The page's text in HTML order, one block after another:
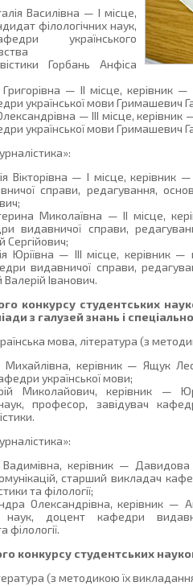
Василівна — І місце,
філологічних наук,
українського
Горбань Анфіса
— ІІ місце, керівник
української мови Гримашевич
— ІІІ місце,
української мови Гримашевич
Вікторівна — І місце, керівник
справи, редагування,
Миколаївна — ІІ місце,
видавничої справи,
Сергійович;
Юріївна — ІІІ місце, керівник
видавничої справи,
Іванович.
конкурсу студентських
з галузей знань і
мова, література (з
керівник — Ящук
української мови;
Миколайович, керівник —
професор, завідувач
Вадимівна, керівник —
старший викладач
та філології;
Олександрівна, керівник —
наук, доцент кафедри
філології.
конкурсу студентських
(з методикою їх